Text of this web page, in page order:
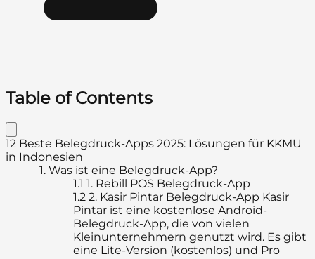
Table of Contents
12 Beste Belegdruck-Apps 2025: Lösungen für KKMU
in Indonesien
1. Was ist eine Belegdruck-App?
1.1 1. Rebill POS Belegdruck-App
1.2 2. Kasir Pintar Belegdruck-App Kasir
Pintar ist eine kostenlose Android-
Belegdruck-App, die von vielen
Kleinunternehmern genutzt wird. Es gibt
eine Lite-Version (kostenlos) und Pro